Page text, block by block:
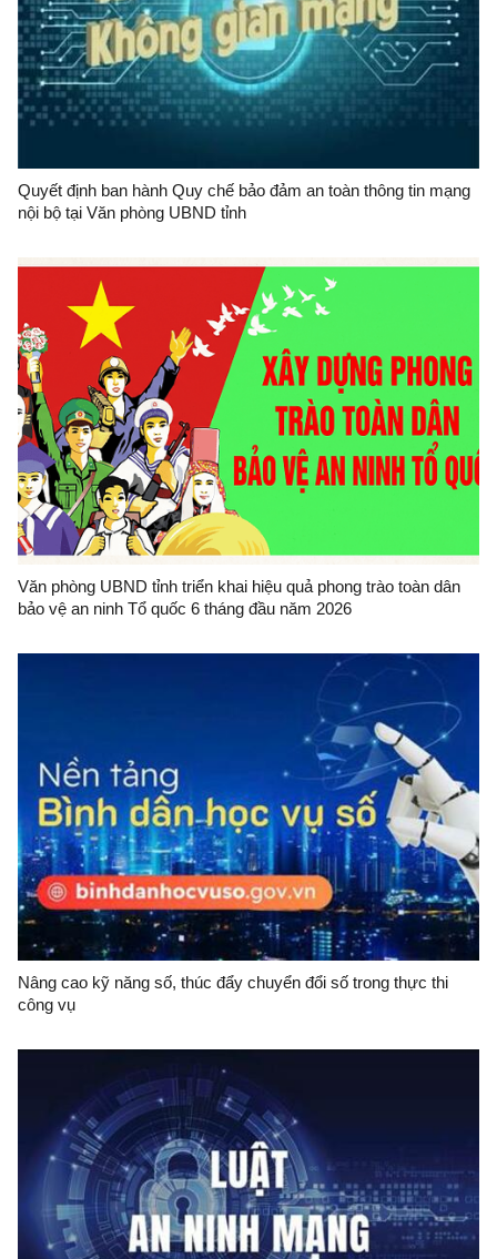
Quyết định ban hành Quy chế bảo đảm an toàn thông tin mạng
nội bộ tại Văn phòng UBND tỉnh
Văn phòng UBND tỉnh triển khai hiệu quả phong trào toàn dân
bảo vệ an ninh Tổ quốc 6 tháng đầu năm 2026
Nâng cao kỹ năng số, thúc đẩy chuyển đổi số trong thực thi
công vụ